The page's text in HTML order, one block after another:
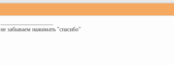
не забываем нажимать "спасибо"